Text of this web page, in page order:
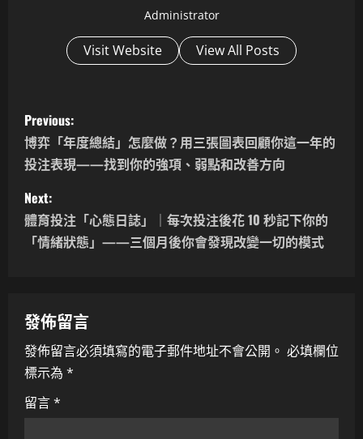
Administrator
Visit Website View All Posts
P
o
s
t
n
v
i
g
a
Previous:
博弈「年度總結」怎麼做？用三張圖表回顧你這一年的
投注表現——找到你的強項、弱點和改善方向
Next:
體育投注「心態日誌」｜每次投注後花 10 秒記下你的
「情緒狀態」——三個月後你會發現改變一切的模式
發佈留言
發佈留言必須填寫的電子郵件地址不會公開。 必填欄位
標示為 *
留言*